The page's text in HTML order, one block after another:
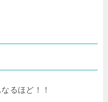
るほど！！